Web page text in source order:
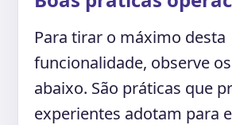
Para tirar o máximo desta
funcionalidade, observe
abaixo. São práticas que
experientes adotam para